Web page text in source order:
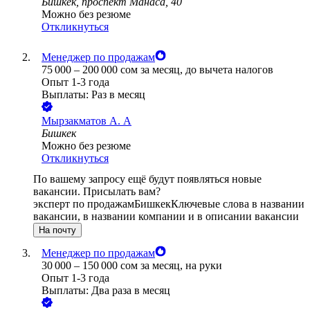
Можно без резюме
Откликнуться
Менеджер по продажам
75 000 – 200 000 сом за месяц, до вычета налогов
Опыт 1-3 года
Выплаты: Раз в месяц
Мырзакматов А. А
Бишкек
Можно без резюме
Откликнуться
По вашему запросу ещё будут появляться новые
вакансии. Присылать вам?
эксперт по продажамБишкекКлючевые слова в названии
вакансии, в названии компании и в описании вакансии
На почту
Менеджер по продажам
30 000 – 150 000 сом за месяц, на руки
Опыт 1-3 года
Выплаты: Два раза в месяц